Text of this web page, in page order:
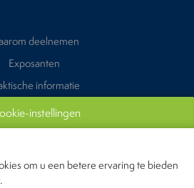
deelnemen
Exposanten
informatie
Contacteer ons
Pers
& Openingsuren
2028 van 9u00 tot 18u00
instellingen
om u een betere ervaring te bieden